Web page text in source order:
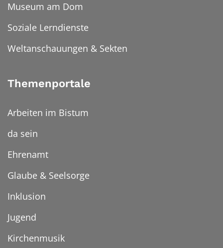
Museum am Dom
Soziale Lerndienste
Weltanschauungen & Sekten
Themenportale
Arbeiten im Bistum
da sein
Ehrenamt
Glaube & Seelsorge
Inklusion
Jugend
Kirchenmusik